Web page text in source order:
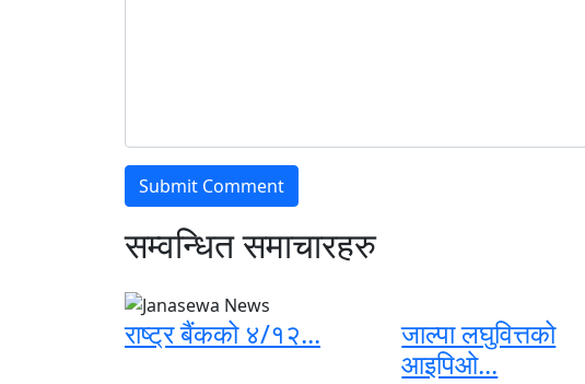
सम्वन्धित समाचारहरु
राष्ट्र बैंकको ४/१२...
जाल्पा लघुवित्तको
आइपिओ...